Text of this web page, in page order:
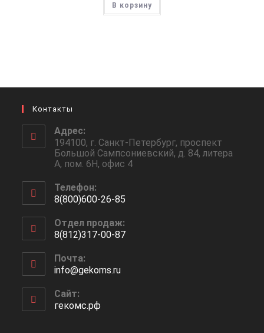
В корзину
Контакты
Адрес:
194100, г. Санкт-Петербург, проспект
Большой Сампсониевский, д. 84, литера
А, пом. 6Н, офис 4
Телефон:
8(800)600-26-85
в
вашем
приложении
Отдел продаж:
8(812)317-00-87
в
вашем
приложении
Почта:
info@gekoms.ruОткроется
Сайт:
гекомс.рф